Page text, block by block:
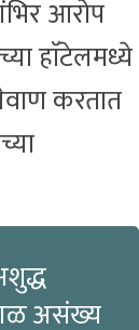
आरोप
हाॅटेलमध्ये
करतात
गळ असंख्य